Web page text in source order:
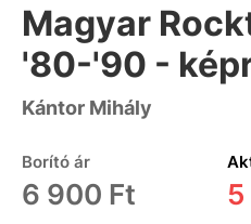
Magyar
'80-'90 -
Kántor Mihály
Borító ár
6 900 Ft 5